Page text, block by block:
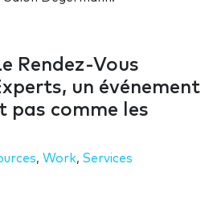
Rendez-Vous
un événement
pas comme les
, Work, Services